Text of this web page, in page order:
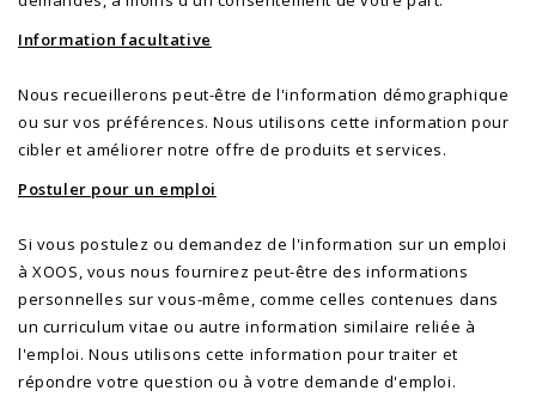
Information facultative
Nous recueillerons peut-être de l'information démographique
ou sur vos préférences. Nous utilisons cette information pour
cibler et améliorer notre offre de produits et services.
Postuler pour un emploi
Si vous postulez ou demandez de l'information sur un emploi
à XOOS, vous nous fournirez peut-être des informations
personnelles sur vous-même, comme celles contenues dans
un curriculum vitae ou autre information similaire reliée à
l'emploi. Nous utilisons cette information pour traiter et
répondre votre question ou à votre demande d'emploi.